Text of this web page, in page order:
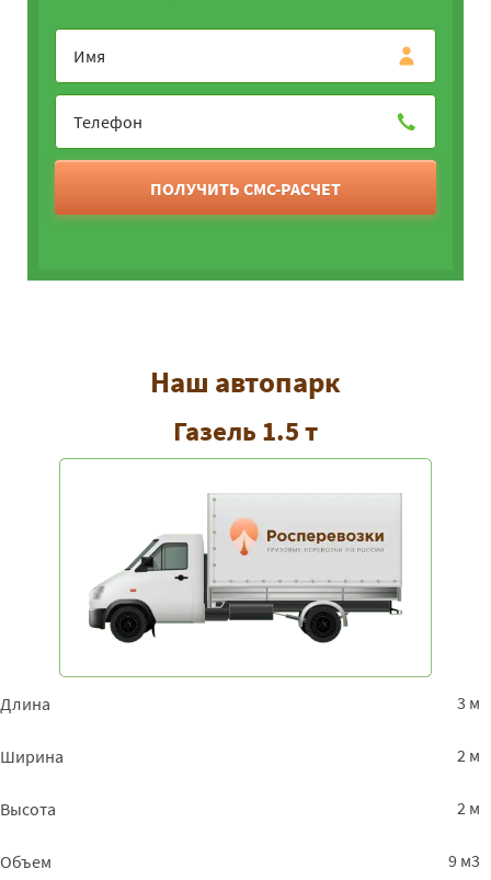
ПОЛУЧИТЬ СМС-РАСЧЕТ
Наш автопарк
Газель 1.5 т
Длина 3 м
Ширина 2 м
Высота 2 м
Объем 9 м3